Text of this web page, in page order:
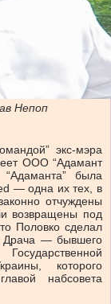
Непоп
экс-мэра
ООО “Адамант
была
— одна их тех, в
отчуждены
возвращены под
Половко сделал
Драча — бывшего
которого
набсовета